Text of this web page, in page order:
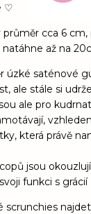
♡
průměr cca 6
až na
úzké saténové
ale stále si
ale pro
která právě
jsou
funkci s grácií
scrunchies